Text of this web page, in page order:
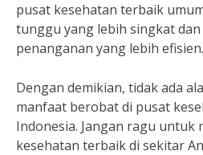
pusat kesehatan terbaik
tunggu yang lebih singkat
penanganan yang lebih efisien.
Dengan demikian, tidak ada
manfaat berobat di pusat
Indonesia. Jangan ragu untuk
kesehatan terbaik di sekitar